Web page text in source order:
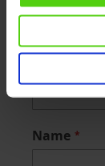
Nachname
Name